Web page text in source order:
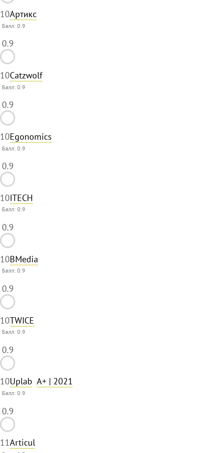
10Артикс
Балл:0.9
0.9
10Catzwolf
Балл:0.9
0.9
10Egonomics
Балл:0.9
0.9
10ITECH
Балл:0.9
0.9
10BMedia
Балл:0.9
0.9
10TWICE
Балл:0.9
0.9
10Uplab A+ | 2021
Балл:0.9
0.9
11Articul